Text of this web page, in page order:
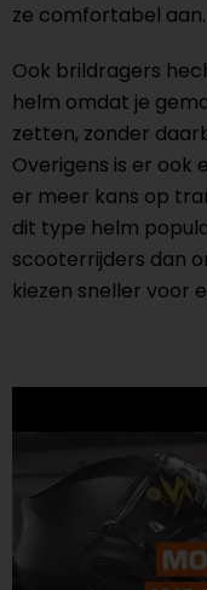
ze comfortabel aan.
Ook brildragers
helm omdat je
zetten, zonder
Overigens is er ook
er meer kans op
dit type helm
scooterrijders dan
kiezen sneller voor